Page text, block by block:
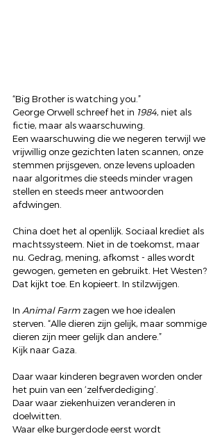
“Big Brother is watching you.”
George Orwell schreef het in 1984, niet als
fictie, maar als waarschuwing.
Een waarschuwing die we negeren terwijl we
vrijwillig onze gezichten laten scannen, onze
stemmen prijsgeven, onze levens uploaden
naar algoritmes die steeds minder vragen
stellen en steeds meer antwoorden
afdwingen.
China doet het al openlijk. Sociaal krediet als
machtssysteem. Niet in de toekomst, maar
nu. Gedrag, mening, afkomst - alles wordt
gewogen, gemeten en gebruikt. Het Westen?
Dat kijkt toe. En kopieert. In stilzwijgen.
In Animal Farm zagen we hoe idealen
sterven. “Alle dieren zijn gelijk, maar sommige
dieren zijn meer gelijk dan andere.”
Kijk naar Gaza.
Daar waar kinderen begraven worden onder
het puin van een ‘zelfverdediging’.
Daar waar ziekenhuizen veranderen in
doelwitten.
Waar elke burgerdode eerst wordt